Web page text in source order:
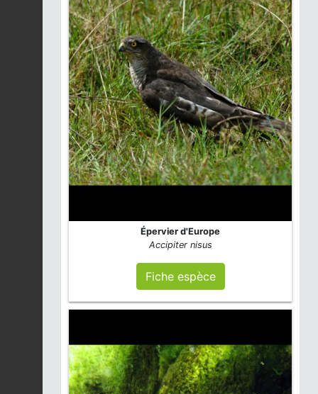
Fiche espèce
Aigremoine eupatoire
|Agrimonia eupatoria
2026-08-04
Fiche espèce
Épilobe à feuilles
étroites |Epilobium
angustifolium
2026-08-04
Fiche espèce
Douglas de Menzies |
Pseudotsuga
menziesii
Coquelicot | Papaver
rhoeas
Fiche espèce
Potentilla erecta
Fiche espèce
Gnaphale des fanges
|Gnaphalium
uliginosum
Épervier d'Europe
Accipiter nisus
Fiche espèce